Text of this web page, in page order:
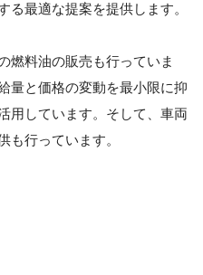
る最適な提案を提供します。
燃料油の販売も行っていま
量と価格の変動を最小限に抑
用しています。そして、車両
も行っています。